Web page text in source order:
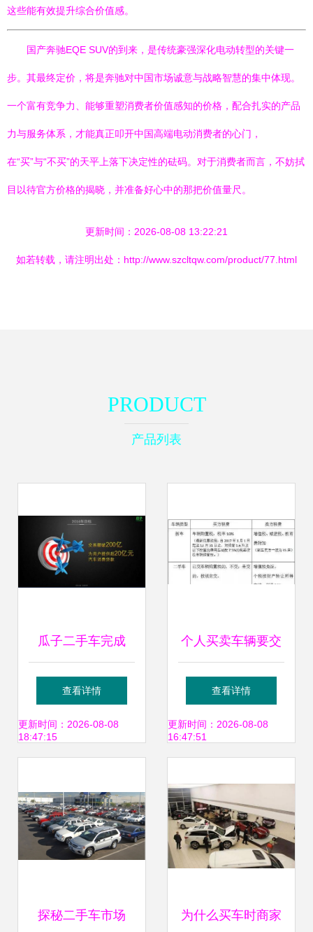
这些能有效提升综合价值感。
国产奔驰EQE SUV的到来，是传统豪强深化电动转型的关键一
步。其最终定价，将是奔驰对中国市场诚意与战略智慧的集中体现。
一个富有竞争力、能够重塑消费者价值感知的价格，配合扎实的产品
力与服务体系，才能真正叩开中国高端电动消费者的心门，
在“买”与“不买”的天平上落下决定性的砝码。对于消费者而言，不妨拭
目以待官方价格的揭晓，并准备好心中的那把价值量尺。
更新时间：2026-08-08 13:22:21
如若转载，请注明出处：http://www.szcltqw.com/product/77.html
PRODUCT
产品列表
瓜子二手车完成
2.045亿美元A轮融
资，迎来品牌发展
查看详情
更新时间：2026-08-08
18:47:15
个人买卖车辆要交
什么税？要买车的
快看新车指南
查看详情
更新时间：2026-08-08
16:47:51
探秘二手车市场 为什么买车时商家